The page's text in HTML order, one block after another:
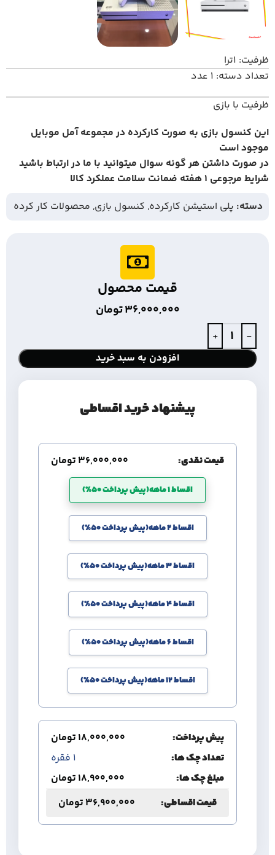
ظرفیت: 1ترا
تعداد دسته: 1 عدد
ظرفیت با بازی
این کنسول بازی به صورت کارکرده در مجموعه آمل موبایل
موجود است
در صورت داشتن هر گونه سوال میتوانید با ما در ارتباط باشید
شرایط مرجوعی 1 هفته ضمانت سلامت عملکرد کالا
دسته: پلی استیشن کارکرده, کنسول بازی, محصولات کار کرده
قیمت محصول
36,000,000تومان
افزودن به سبد خرید
پیشنهاد خرید اقساطی
قیمت نقدی: 36,000,000تومان
اقساط 1 ماهه(پیش پرداخت 50%)
اقساط 2 ماهه(پیش پرداخت 50%)
اقساط 3 ماهه(پیش پرداخت 50%)
اقساط 4 ماهه(پیش پرداخت 50%)
اقساط 6 ماهه(پیش پرداخت 50%)
اقساط 12 ماهه(پیش پرداخت 50%)
پیش پرداخت: 18,000,000تومان
تعداد چک ها:
1 فقره
مبلغ چک ها:
18,900,000تومان
قیمت اقساطی:
36,900,000تومان